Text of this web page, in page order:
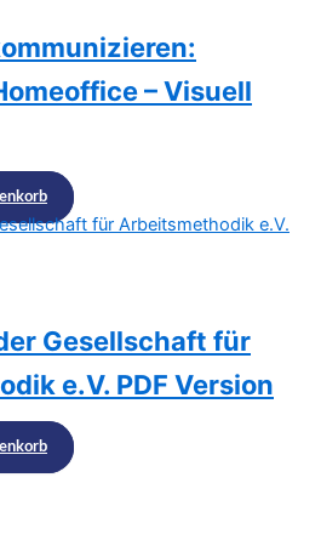
– Visuell
Gesellschaft für
e.V. PDF Version